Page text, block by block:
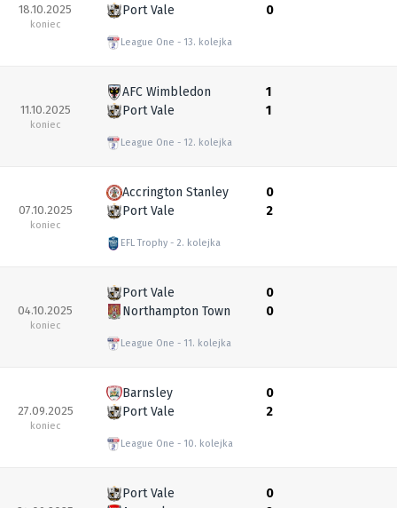
18.10.2025
koniec
Port Vale
League One 13. kolejka
0
11.10.2025
koniec
AFC Wimbledon
Port Vale
League One 12. kolejka
1
1
07.10.2025
koniec
Accrington Stanley
Port Vale
EFL Trophy 2. kolejka
0
2
04.10.2025
koniec
Port Vale
Northampton Town
League One 11. kolejka
0
0
27.09.2025
koniec
Barnsley
Port Vale
League One 10. kolejka
0
2
Port Vale
0